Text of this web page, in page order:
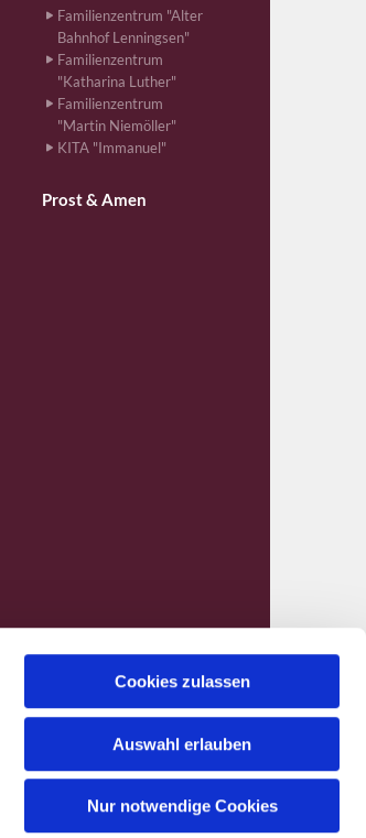
Cookies zulassen
Auswahl erlauben
Nur notwendige Cookies
Familienzentrum "Alter
Bahnhof Lenningsen"
Familienzentrum
"Katharina Luther"
Familienzentrum
"Martin Niemöller"
KITA "Immanuel"
Prost & Amen